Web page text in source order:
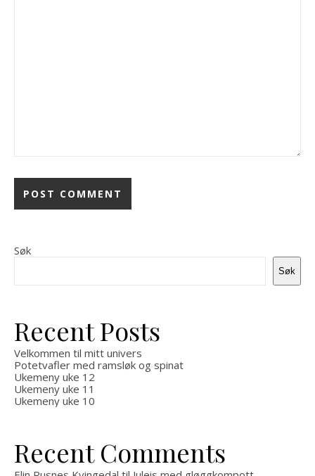
Søk
Søk
Recent Posts
Velkommen til mitt univers
Potetvafler med ramsløk og spinat
Ukemeny uke 12
Ukemeny uke 11
Ukemeny uke 10
Recent Comments